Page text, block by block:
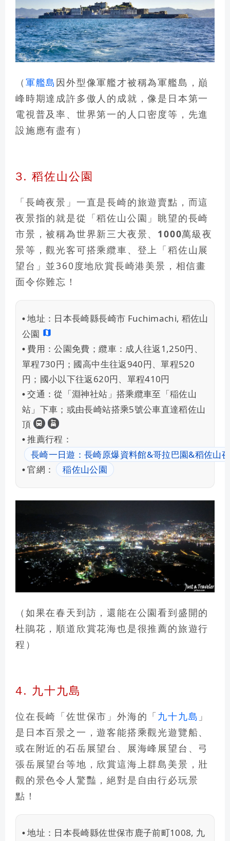
（ 軍艦島 因外型像軍艦才被稱為軍艦島，巔
峰時期達成許多傲人的成就，像是日本第一
電視普及率、世界第一的人口密度等，先進
設施應有盡有）
3. 稻佐山公園
「長崎夜景」一直是長崎的旅遊賣點，而這
夜景指的就是從「稻佐山公園」眺望的長崎
市景 ，被稱為世界新三大夜景、1000萬級夜
景等，觀光客可搭乘纜車、登上「稻佐山展
望台」並360度地欣賞長崎港美景，相信畫
面令你難忘！
• 地址： 日本長崎縣長崎市 Fuchimachi, 稻佐山
公園
• 費用：公園免費；纜車：成人往返1,250円、
單程730円；國高中生往返940円、單程520
円；國小以下往返620円、單程410円
• 交通：從「淵神社站」搭乘纜車至「稲佐山
站」下車；或由長崎站搭乘5號公車直達稻佐山
頂
長崎交通租車自駕
• 推薦行程：
長崎一日遊：長崎原爆資料館&哥拉巴園&稻佐山
• 官網： 稲佐山公園
（如果在春天到訪，還能在公園看到盛開的
杜鵑花，順道欣賞花海也是很推薦的旅遊行
程）
4. 九十九島
位在長崎「佐世保市」外海的 「九十九島 」
是日本百景之一 ，遊客能搭乘觀光遊覽船、
或在附近的石岳展望台、展海峰展望台、弓
張岳展望台等地，欣賞這海上群島美景，壯
觀的景色令人驚豔，絕對是自由行必玩景
點！
• 地址： 日本長崎縣佐世保市鹿子前町1008, 九